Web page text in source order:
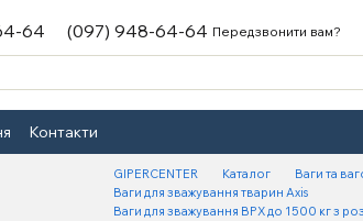
64 (097) 948-64-64 Передзвонити вам?
Контакти
GIPERCENTER Каталог Ваги та
Ваги для зважування тварин Axis
Ваги для зважування ВРХ до 1500 кг з